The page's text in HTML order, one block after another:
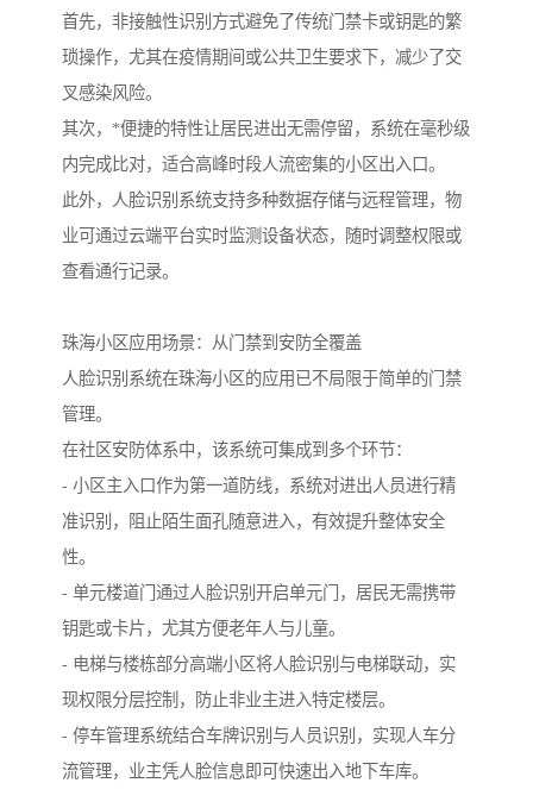
首先，非接触性识别方式避免了传统门禁卡或钥匙的繁
琐操作，尤其在疫情期间或公共卫生要求下，减少了交
叉感染风险。
其次，*便捷的特性让居民进出无需停留，系统在毫秒级
内完成比对，适合高峰时段人流密集的小区出入口。
此外，人脸识别系统支持多种数据存储与远程管理，物
业可通过云端平台实时监测设备状态，随时调整权限或
查看通行记录。
珠海小区应用场景：从门禁到安防全覆盖
人脸识别系统在珠海小区的应用已不局限于简单的门禁
管理。
在社区安防体系中，该系统可集成到多个环节：
- 小区主入口作为第一道防线，系统对进出人员进行精
准识别，阻止陌生面孔随意进入，有效提升整体安全
性。
- 单元楼道门通过人脸识别开启单元门，居民无需携带
钥匙或卡片，尤其方便老年人与儿童。
- 电梯与楼栋部分高端小区将人脸识别与电梯联动，实
现权限分层控制，防止非业主进入特定楼层。
- 停车管理系统结合车牌识别与人员识别，实现人车分
流管理，业主凭人脸信息即可快速出入地下车库。